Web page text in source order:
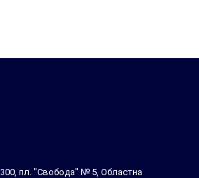
пл. "Свобода" № 5, Областна